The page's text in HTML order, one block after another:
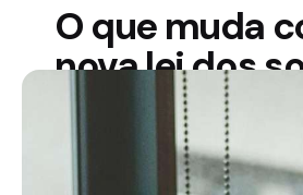
O que muda
nova lei dos
O principal objetivo da
é ampliar os terrenos
construção de habitação